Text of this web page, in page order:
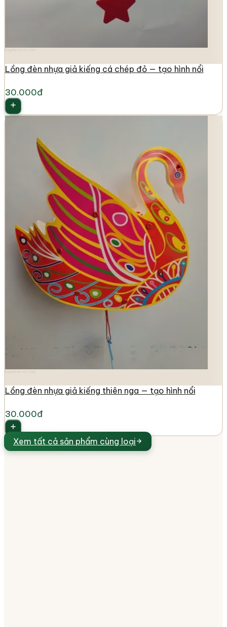
Lồng đèn nhựa giả kiếng cá chép đỏ — tạo hình nổi
30.000đ
Lồng đèn nhựa giả kiếng thiên nga — tạo hình nổi
30.000đ
Xem tất cả sản phẩm cùng loại